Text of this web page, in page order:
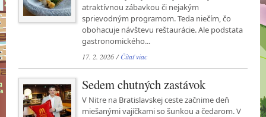
atraktívnou zábavkou či nejakým
sprievodným programom. Teda niečím, čo
obohacuje návštevu reštaurácie. Ale podstata
gastronomického...
17. 2. 2026 /Čítať viac
Sedem chutných zastávok
V Nitre na Bratislavskej ceste začnime deň
miešanými vajíčkami so šunkou a čedarom. V